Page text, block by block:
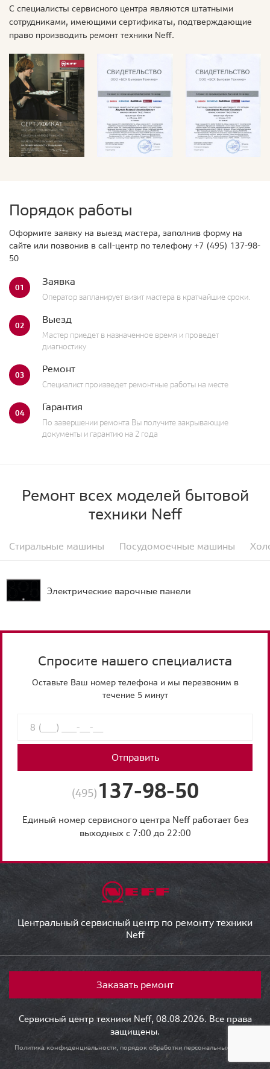
С специалисты сервисного центра являются штатными
сотрудниками, имеющими сертификаты, подтверждающие
право производить ремонт техники Neff.
Порядок работы
Оформите заявку на выезд мастера, заполнив форму на
сайте или позвонив в call-центр по телефону +7 (495) 137-98-
50
01 Заявка
Оператор запланирует визит мастера в кратчайшие сроки.
02 Выезд
Мастер приедет в назначенное время и проведет
диагностику
03 Ремонт
Специалист произведет ремонтные работы на месте
04 Гарантия
По завершении ремонта Вы получите закрывающие
документы и гарантию на 2 года
Ремонт всех моделей бытовой
техники Neff
Стиральные машины Посудомоечные машины
Электрические варочные панели
Спросите нашего специалиста
Оставьте Ваш номер телефона и мы перезвоним в
течение 5 минут
Отправить
(495) 137-98-50
Единый номер сервисного центра Neff работает без
выходных с 7:00 до 22:00
Центральный сервисный центр по ремонту техники
Neff
Заказать ремонт
Сервисный центр техники Neff, 08.08.2026. Все права
защищены.
Политика конфиденциальности, порядок обработки персональных данных